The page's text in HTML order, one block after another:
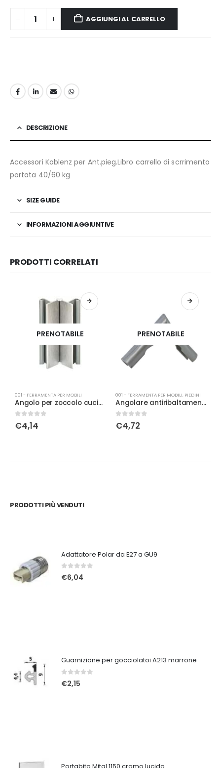
AGGIUNGI AL CARRELLO
DESCRIZIONE
Accessori Koblenz per Ant.pieg.Libro carrello di scrrimento
portata 40/60 kg
SIZE GUIDE
INFORMAZIONI AGGIUNTIVE
PRODOTTI CORRELATI
PRENOTABILE
001 - FERRAMENTA PER MOBILI
Angolo per zoccolo cucina in all. H150
0Su 5
€4,14
PRENOTABILE
001 - FERRAMENTA PER MOBILI, PIEDINI
Angolare antiribaltamento con piolo d.22 nero
0Su 5
€4,72
PRODOTTI PIÙ VENDUTI
Adattatore Polar da E27 a GU9
0Su 5
€6,04
Guarnizione per gocciolatoi A213 marrone
0Su 5
€2,15